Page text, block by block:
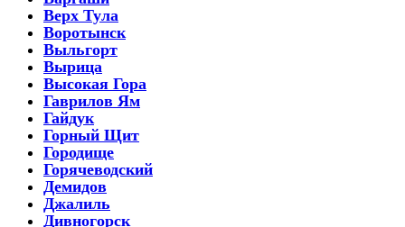
Верх Тула
Воротынск
Выльгорт
Вырица
Высокая Гора
Гаврилов Ям
Гайдук
Горный Щит
Городище
Горячеводский
Демидов
Джалиль
Дивногорск